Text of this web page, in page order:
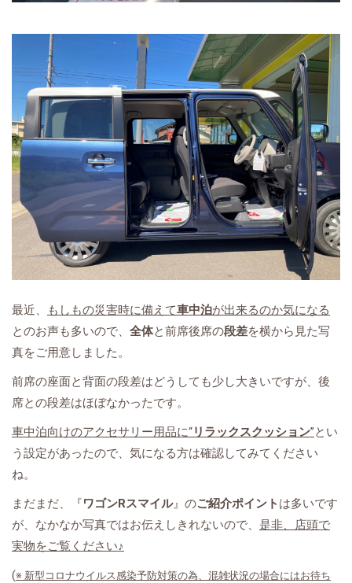
最近、 もしもの災害時に備えて車中泊が出来るのか気になる
とのお声も多いので、 全体と前席後席の段差を横から見た写
真をご用意しました。
前席の座面と背面の段差はどうしても少し大きいですが、後
席との段差はほぼなかったです。
車中泊向けのアクセサリー用品に“リラックスクッション”とい
う設定があったので、気になる方は確認してみてください
ね。
まだまだ、『ワゴンRスマイル』のご紹介ポイント は多いです
が、なかなか写真ではお伝えしきれないので、 是非、店頭で
実物をご覧ください♪
(※ 新型コロナウイルス感染予防対策の為、混雑状況の場合にはお待ち